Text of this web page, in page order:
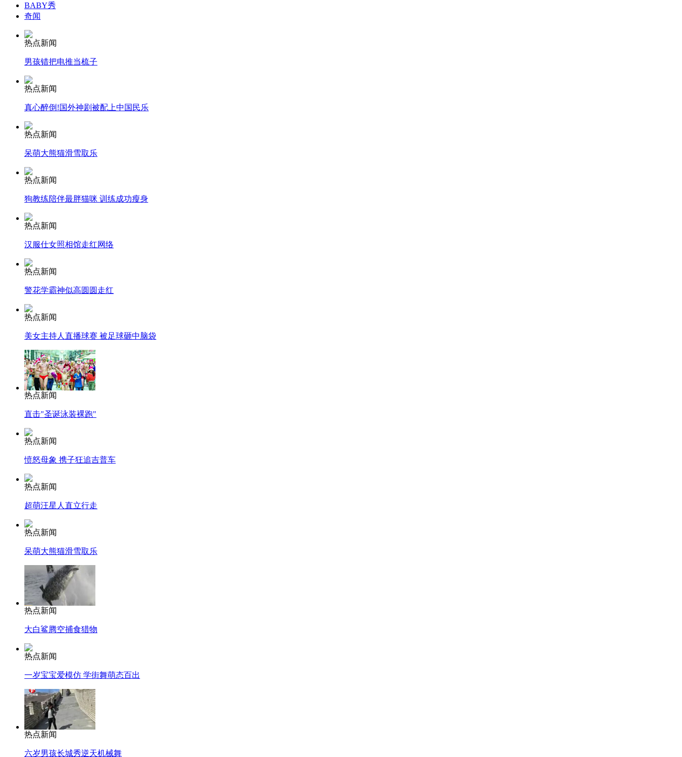
外交部：反对强权政治霸凌主义
外交部：有关国家言论片面不公正
走！跟着总书记去植树
纽约上演“枕头大战”
BABY秀
奇闻
热点新闻
男孩错把电推当梳子
热点新闻
真心醉倒!国外神剧被配上中国民乐
热点新闻
呆萌大熊猫滑雪取乐
热点新闻
狗教练陪伴最胖猫咪 训练成功瘦身
热点新闻
汉服仕女照相馆走红网络
热点新闻
警花学霸神似高圆圆走红
热点新闻
美女主持人直播球赛 被足球砸中脑袋
热点新闻
直击"圣诞泳装裸跑"
热点新闻
愤怒母象 携子狂追吉普车
热点新闻
超萌汪星人直立行走
热点新闻
呆萌大熊猫滑雪取乐
热点新闻
大白鲨腾空捕食猎物
热点新闻
一岁宝宝爱模仿 学街舞萌态百出
热点新闻
六岁男孩长城秀逆天机械舞